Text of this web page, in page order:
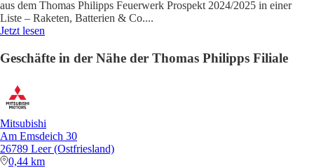
aus dem Thomas Philipps Feuerwerk Prospekt 2024/2025 in einer
Liste – Raketen, Batterien & Co....
Jetzt lesen
Geschäfte in der Nähe der Thomas Philipps Filiale
Mitsubishi
Am Emsdeich 30
26789 Leer (Ostfriesland)
0,44 km